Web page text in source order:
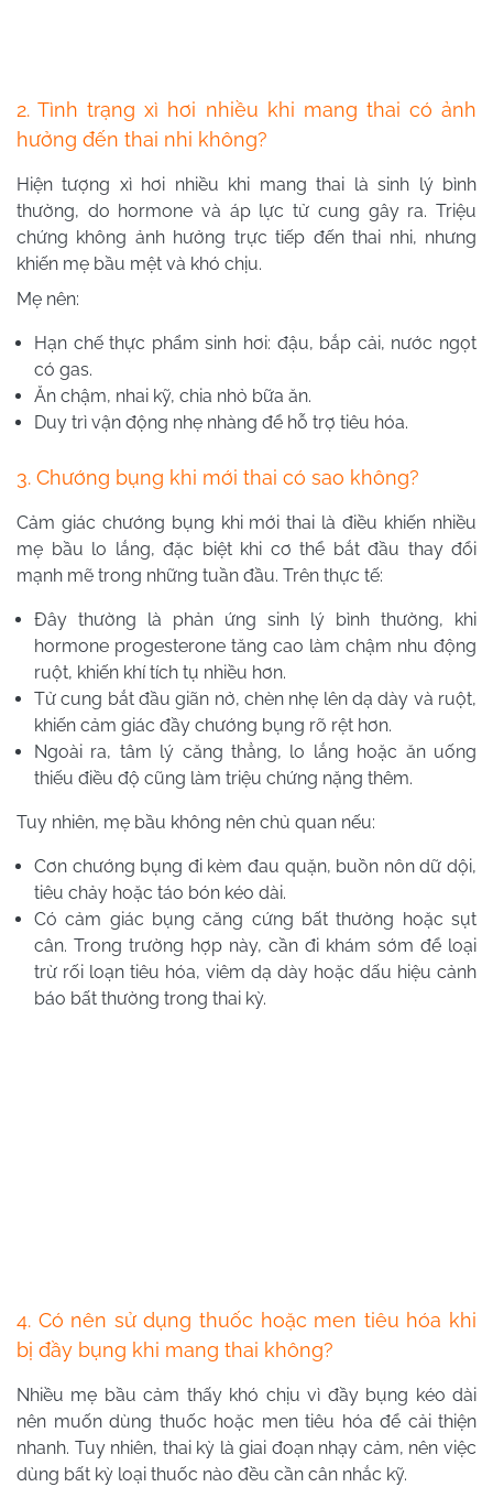
2. Tình trạng xì hơi nhiều khi mang thai có ảnh
hưởng đến thai nhi không?
Hiện tượng xì hơi nhiều khi mang thai là sinh lý bình
thường, do hormone và áp lực tử cung gây ra. Triệu
chứng không ảnh hưởng trực tiếp đến thai nhi, nhưng
khiến mẹ bầu mệt và khó chịu.
Mẹ nên:
Hạn chế thực phẩm sinh hơi: đậu, bắp cải, nước ngọt
có gas.
Ăn chậm, nhai kỹ, chia nhỏ bữa ăn.
Duy trì vận động nhẹ nhàng để hỗ trợ tiêu hóa.
3. Chướng bụng khi mới thai có sao không?
Cảm giác chướng bụng khi mới thai là điều khiến nhiều
mẹ bầu lo lắng, đặc biệt khi cơ thể bắt đầu thay đổi
mạnh mẽ trong những tuần đầu. Trên thực tế:
Đây thường là phản ứng sinh lý bình thường, khi
hormone progesterone tăng cao làm chậm nhu động
ruột, khiến khí tích tụ nhiều hơn.
Tử cung bắt đầu giãn nở, chèn nhẹ lên dạ dày và ruột,
khiến cảm giác đầy chướng bụng rõ rệt hơn.
Ngoài ra, tâm lý căng thẳng, lo lắng hoặc ăn uống
thiếu điều độ cũng làm triệu chứng nặng thêm.
Tuy nhiên, mẹ bầu không nên chủ quan nếu:
Cơn chướng bụng đi kèm đau quặn, buồn nôn dữ dội,
tiêu chảy hoặc táo bón kéo dài.
Có cảm giác bụng căng cứng bất thường hoặc sụt
cân. Trong trường hợp này, cần đi khám sớm để loại
trừ rối loạn tiêu hóa, viêm dạ dày hoặc dấu hiệu cảnh
báo bất thường trong thai kỳ.
4. Có nên sử dụng thuốc hoặc men tiêu hóa khi
bị đầy bụng khi mang thai không?
Nhiều mẹ bầu cảm thấy khó chịu vì đầy bụng kéo dài
nên muốn dùng thuốc hoặc men tiêu hóa để cải thiện
nhanh. Tuy nhiên, thai kỳ là giai đoạn nhạy cảm, nên việc
dùng bất kỳ loại thuốc nào đều cần cân nhắc kỹ.